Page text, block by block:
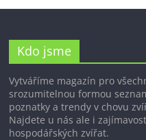
Kdo jsme
Vytváříme magazín pro
srozumitelnou formou
poznatky a trendy v chovu
Najdete u nás ale i
hospodářských zvířat.